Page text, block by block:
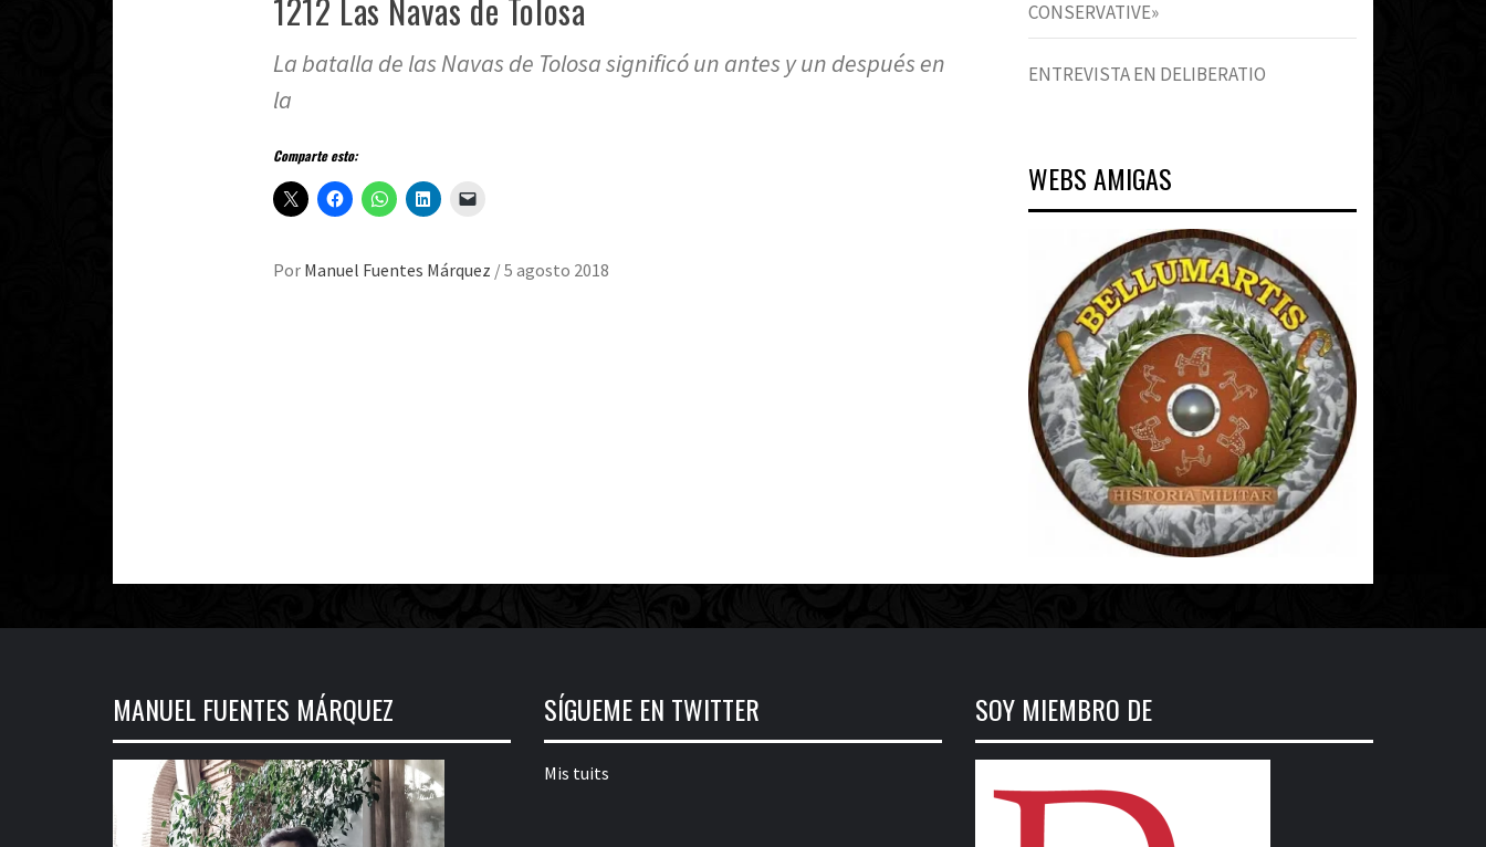
1212 Las Navas de Tolosa
La batalla de las Navas de Tolosa significó un antes y un después en
la
Comparte esto:
Por Manuel Fuentes Márquez /5 agosto 2018
CONSERVATIVE»
ENTREVISTA EN DELIBERATIO
WEBS AMIGAS
MANUEL FUENTES MÁRQUEZ SÍGUEME EN TWITTER
Mis tuits
SOY MIEMBRO DE